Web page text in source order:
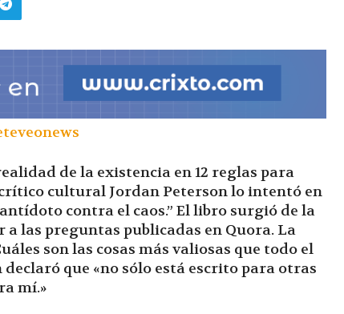
|
Ultima
de la existencia en 12 reglas para
cultural Jordan Peterson lo intentó en
contra el caos.” El libro surgió de la
las preguntas publicadas en Quora. La
son las cosas más valiosas que todo el
que «no sólo está escrito para otras
mí.»